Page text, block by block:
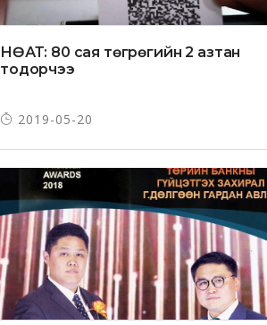
НӨАТ: 80 сая төгрөгийн 2 азтан
тодорчээ
2019-05-20